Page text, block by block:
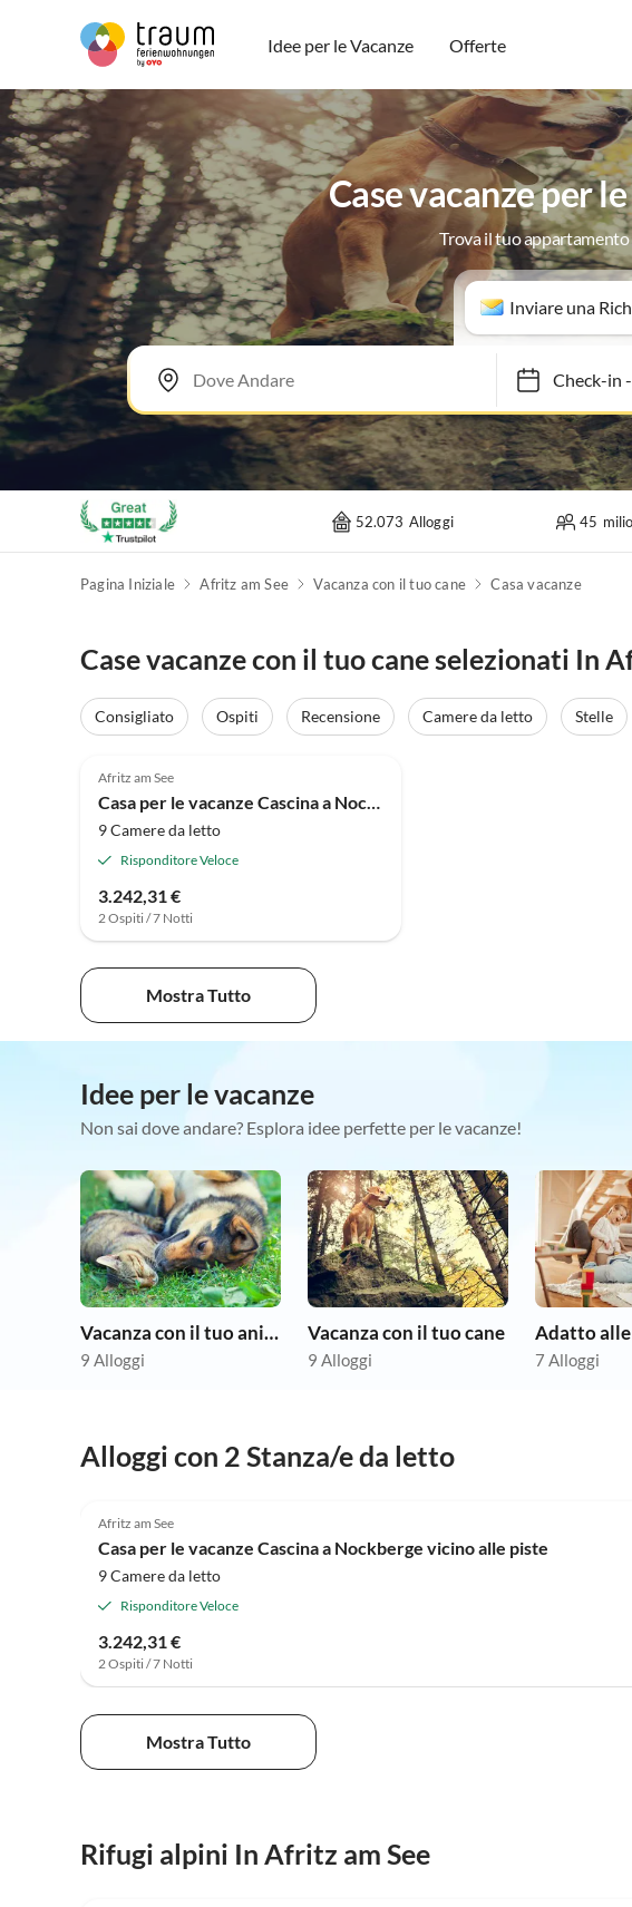
Idee per le Vacanze Offerte
Case vacanze per
Trova il tuo appartamento
Inviare una
Check-in-
52.073 Alloggi 45
Pagina Iniziale Afritz am See Vacanza con il tuo cane Casa vacanze
Case vacanze con il tuo cane selezionati In
Consigliato Ospiti Recensione Camere da letto Stelle
Afritz am See
Casa per le vacanze Cascina a Nockberge vicino alle piste
9 Camere da letto
Risponditore Veloce
3.242,31 €
2 Ospiti / 7 Notti
Mostra Tutto
Idee per le vacanze
Non sai dove andare? Esplora idee perfette per le vacanze!
Vacanza con il tuo animale domestico
9 Alloggi
Vacanza con il tuo cane
9 Alloggi
Adatto
7 Alloggi
Alloggi con 2 Stanza/e da letto
Afritz am See
Casa per le vacanze Cascina a Nockberge vicino alle piste
9 Camere da letto
Risponditore Veloce
3.242,31 €
2 Ospiti / 7 Notti
Mostra Tutto
Rifugi alpini In Afritz am See